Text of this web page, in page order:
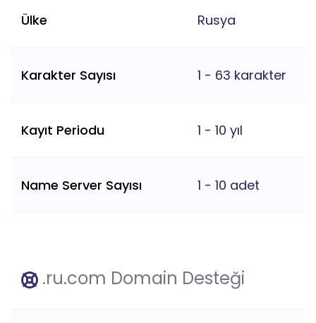
Ülke Rusya
Karakter Sayısı 1 - 63 karakter
Kayıt Periodu 1 - 10 yıl
Name Server Sayısı 1 - 10 adet
.ru.com Domain Desteği